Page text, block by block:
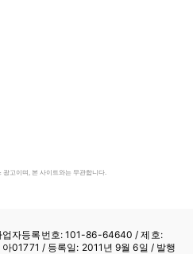
고이며, 본 사이트와는 무관합니다.
업자등록번호: 101-86-64640 / 제호:
01771 / 등록일: 2011년 9월 6일 / 발행